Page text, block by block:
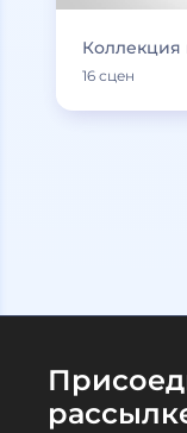
Коллекция
16 сцен